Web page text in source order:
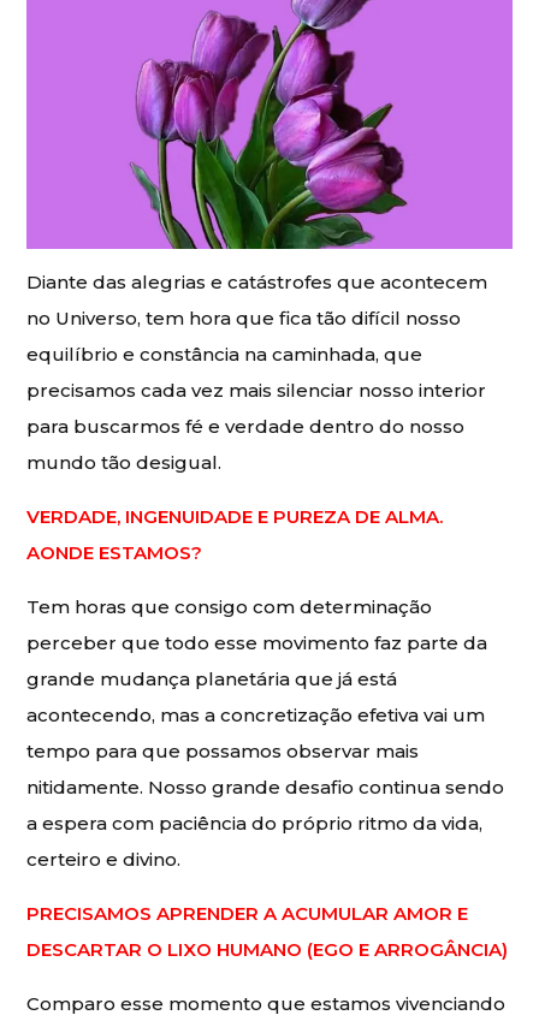
Diante das alegrias e catástrofes que acontecem
no Universo, tem hora que fica tão difícil nosso
equilíbrio e constância na caminhada, que
precisamos cada vez mais silenciar nosso interior
para buscarmos fé e verdade dentro do nosso
mundo tão desigual.
VERDADE, INGENUIDADE E PUREZA DE ALMA.
AONDE ESTAMOS?
Tem horas que consigo com determinação
perceber que todo esse movimento faz parte da
grande mudança planetária que já está
acontecendo, mas a concretização efetiva vai um
tempo para que possamos observar mais
nitidamente. Nosso grande desafio continua sendo
a espera com paciência do próprio ritmo da vida,
certeiro e divino.
PRECISAMOS APRENDER A ACUMULAR AMOR E
DESCARTAR O LIXO HUMANO (EGO E ARROGÂNCIA)
Comparo esse momento que estamos vivenciando